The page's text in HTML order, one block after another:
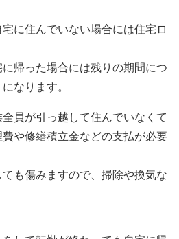
に住んでいない場合には住宅ロ
った場合には残りの期間につ
なります。
員が引っ越して住んでいなくて
や修繕積立金などの支払が必要
も傷みますので、掃除や換気な